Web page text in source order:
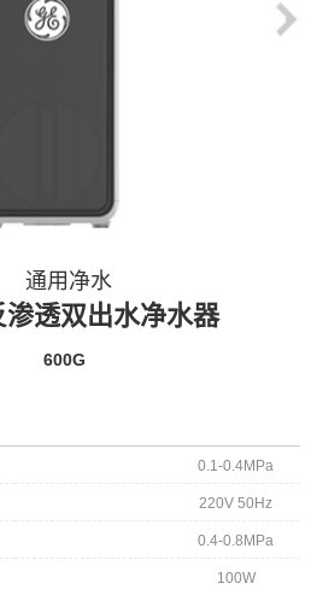
通用净水
渗透双出水净水器
600G
0.1-0.4MPa
220V 50Hz
0.4-0.8MPa
100W